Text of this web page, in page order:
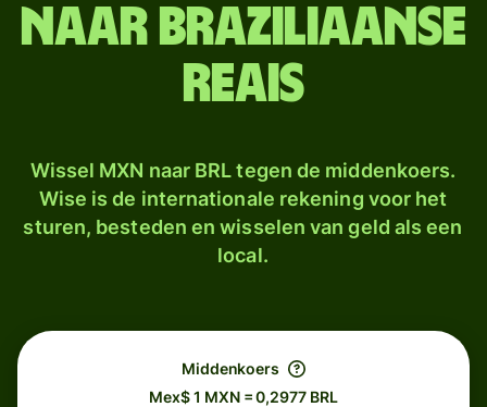
naar Braziliaanse
reais
Wissel MXN naar BRL tegen de middenkoers.
Wise is de internationale rekening voor het
sturen, besteden en wisselen van geld als een
local.
Middenkoers
Mex$ 1 MXN = 0,2977 BRL